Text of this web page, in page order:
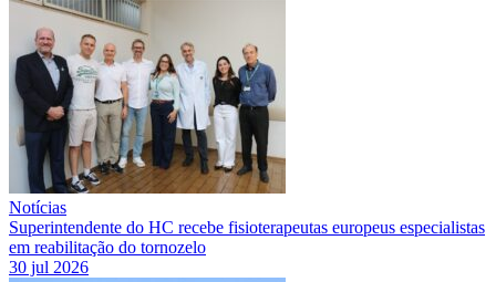
Notícias
Superintendente do HC recebe fisioterapeutas europeus especialistas
em reabilitação do tornozelo
30 jul 2026